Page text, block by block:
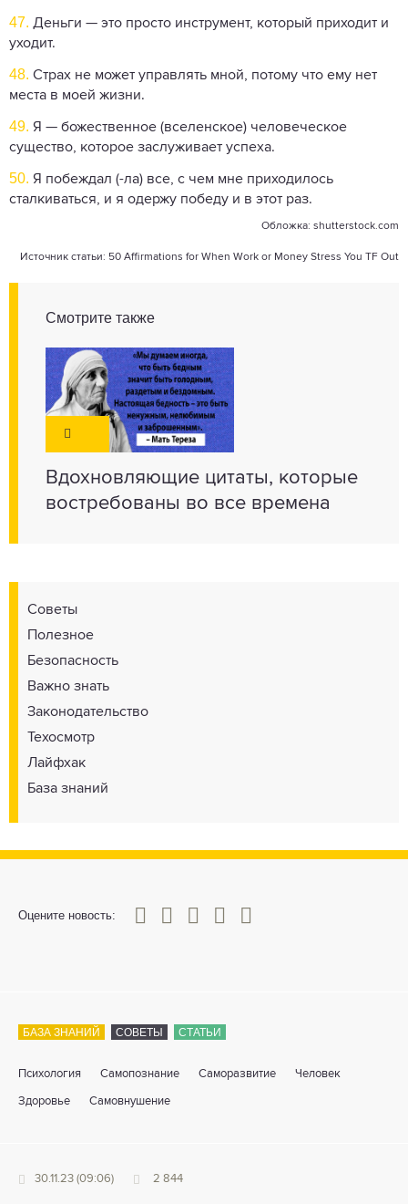
47. Деньги — это просто инструмент, который приходит и
уходит.
48. Страх не может управлять мной, потому что ему нет
места в моей жизни.
49. Я — божественное (вселенское) человеческое
существо, которое заслуживает успеха.
50. Я побеждал (-ла) все, с чем мне приходилось
сталкиваться, и я одержу победу и в этот раз.
Обложка: shutterstock.com
Источник статьи: 50 Affirmations for When Work or Money Stress You TF Out
Смотрите также
Вдохновляющие цитаты, которые
востребованы во все времена
Советы
Полезное
Безопасность
Важно знать
Законодательство
Техосмотр
Лайфхак
База знаний
Оцените новость:
0
1 3 4 5
БАЗА ЗНАНИЙ СОВЕТЫ СТАТЬИ
Психология Самопознание Саморазвитие Человек
Здоровье Самовнушение
30.11.23 (09:06) 2 844